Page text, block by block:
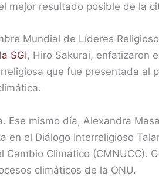
mejor resultado posible de la
Mundial de Líderes
SGI, Hiro Sakurai, enfatizaron
que fue presentada al
Ese mismo día, Alexandra
en el Diálogo Interreligioso
Climático (CMNUCC).
climáticos de la ONU.